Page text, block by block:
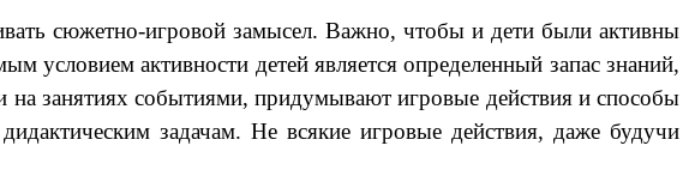
сюжетно-игровой замысел. Важно, чтобы и дети были активны
условием активности детей является определенный запас знаний,
занятиях событиями, придумывают игровые действия и способы
задачам. Не всякие игровые действия, даже будучи